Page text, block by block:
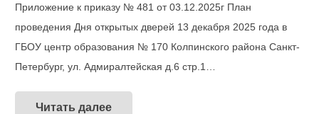
Приложение к приказу № 481 от 03.12.2025г План
проведения Дня открытых дверей 13 декабря 2025 года в
ГБОУ центр образования № 170 Колпинского района Санкт-
Петербург, ул. Адмиралтейская д.6 стр.1…
Читать далее